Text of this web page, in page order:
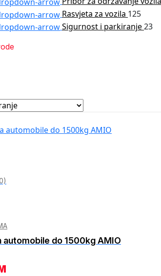
Rasvjeta za vozila 125
Sigurnost i parkiranje23
automobile do 1500kg AMIO